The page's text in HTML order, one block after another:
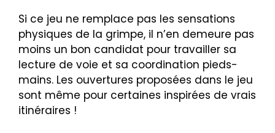
Si ce jeu ne remplace pas les sensations
physiques de la grimpe, il n’en demeure pas
moins un bon candidat pour travailler sa
lecture de voie et sa coordination pieds-
mains. Les ouvertures proposées dans le jeu
sont même pour certaines inspirées de vrais
itinéraires !